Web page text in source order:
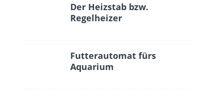
Der Heizstab bzw.
Regelheizer
Futterautomat fürs
Aquarium